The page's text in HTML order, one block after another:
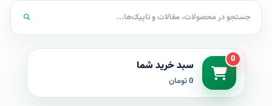
0 سبد خرید شما
0 تومان